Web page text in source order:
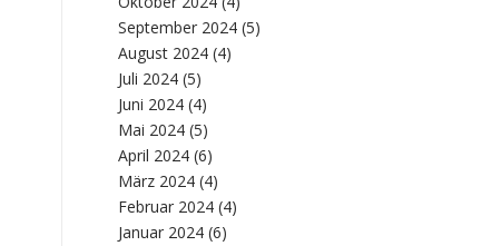
September 2024 (5)
August 2024 (4)
Juli 2024 (5)
Juni 2024 (4)
Mai 2024 (5)
April 2024 (6)
März 2024 (4)
Februar 2024 (4)
Januar 2024 (6)